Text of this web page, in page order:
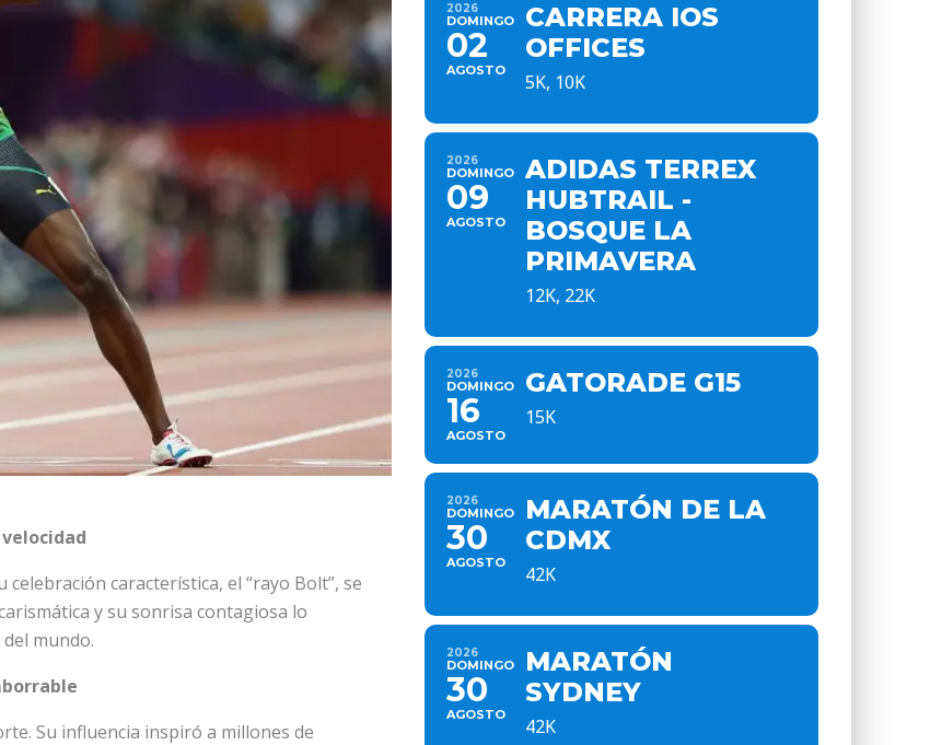
característica, el “rayo Bolt”, se
y su sonrisa contagiosa lo
mundo.
Su influencia inspiró a millones de
2026
DOMINGO
02
AGOSTO
CARRERA IOS
OFFICES
5K, 10K
2026
DOMINGO
09
AGOSTO
ADIDAS TERREX
HUBTRAIL -
BOSQUE LA
PRIMAVERA
12K, 22K
2026
DOMINGO
16
AGOSTO
GATORADE G15
15K
2026
DOMINGO
30
AGOSTO
MARATÓN DE LA
CDMX
42K
2026
DOMINGO
30
AGOSTO
MARATÓN
SYDNEY
42K